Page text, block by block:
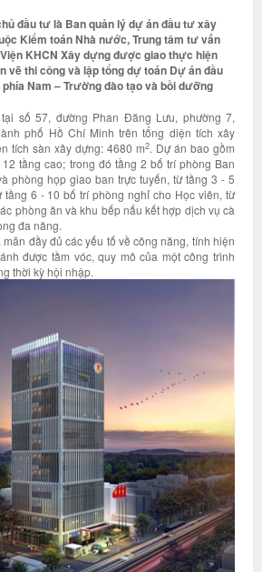
đầu tư là Ban quản lý dự án đầu tư xây
Kiểm toán Nhà nước, Trung tâm tư vấn
KHCN Xây dựng được giao thực hiện
vẽ thi công và lập tổng dự toán Dự án đầu
Nam – Trường đào tạo và bồi dưỡng
số 57, đường Phan Đăng Lưu, phường 7,
phố Hồ Chí Minh trên tổng diện tích xây
tích sàn xây dựng: 4680 m2. Dự án bao gồm
tầng cao; trong đó tầng 2 bố trí phòng Ban
phòng họp giao ban trực tuyến, từ tầng 3 - 5
tầng 6 - 10 bố trí phòng nghỉ cho Học viên, từ
phòng ăn và khu bếp nấu kết hợp dịch vụ cà
đa năng.
đầy đủ các yếu tố về công năng, tính hiện
được tầm vóc, quy mô của một công trình
thời kỳ hội nhập.